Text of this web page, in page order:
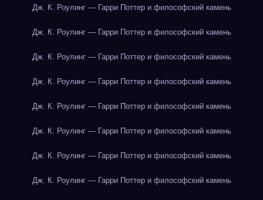
Дж. К. Роулинг — Гарри Поттер и философский камень
Дж. К. Роулинг — Гарри Поттер и философский камень
Дж. К. Роулинг — Гарри Поттер и философский камень
Дж. К. Роулинг — Гарри Поттер и философский камень
Дж. К. Роулинг — Гарри Поттер и философский камень
Дж. К. Роулинг — Гарри Поттер и философский камень
Дж. К. Роулинг — Гарри Поттер и философский камень
Дж. К. Роулинг — Гарри Поттер и философский камень